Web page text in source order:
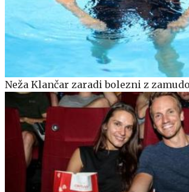
Neža Klančar zaradi bolezni z